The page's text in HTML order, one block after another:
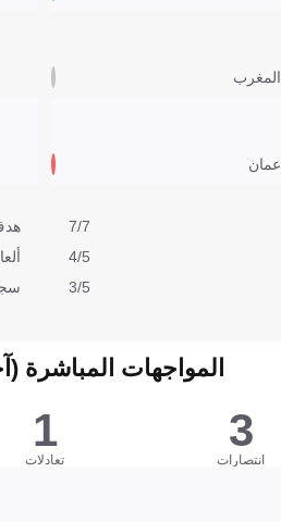
المغرب
عمان
7/7
4/5
3/5
المواجهات المباشرة (آخر 5
3
انتصارات
1
تعادلات